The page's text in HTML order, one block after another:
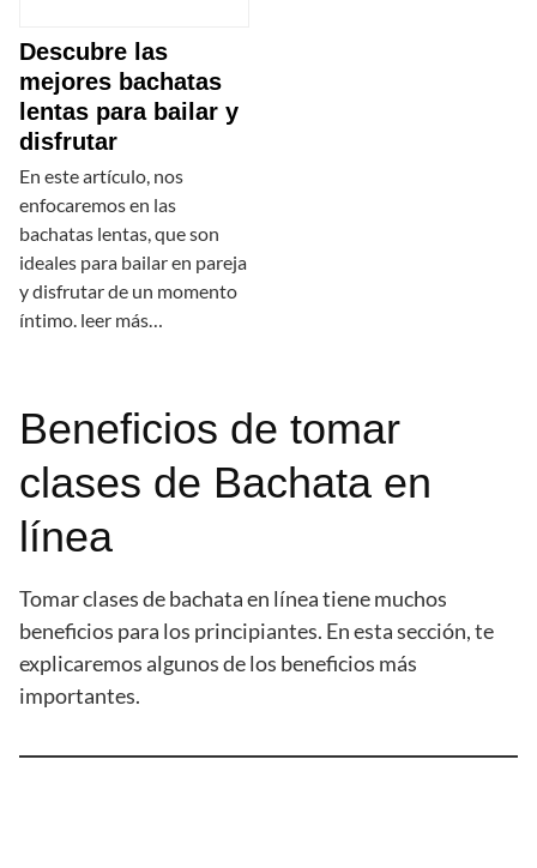
Descubre las
mejores bachatas
lentas para bailar y
disfrutar
En este artículo, nos
enfocaremos en las
bachatas lentas, que son
ideales para bailar en pareja
y disfrutar de un momento
íntimo. leer más…
Beneficios de tomar
clases de Bachata en
línea
Tomar clases de bachata en línea tiene muchos
beneficios para los principiantes. En esta sección, te
explicaremos algunos de los beneficios más
importantes.